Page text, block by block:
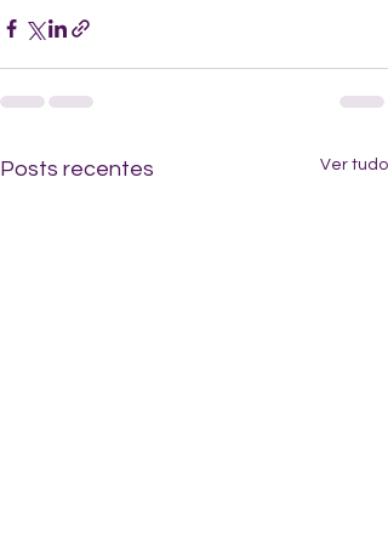
Posts recentes Ver tudo